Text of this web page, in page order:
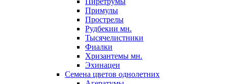
Примулы
Прострелы
Рудбекии мн.
Тысячелистники
Фиалки
Хризантемы мн.
Эхинацеи
Семена цветов однолетних